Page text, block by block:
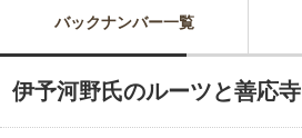
思っています。
バックナンバー一覧
伊予河野氏のルーツと善応寺